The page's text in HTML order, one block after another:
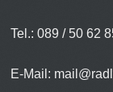
Tel.: 089 / 50 62
E-Mail: